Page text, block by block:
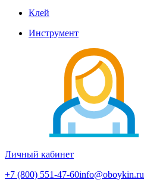
Клей
Инструмент
Личный кабинет
+7 (800) 551-47-60info@oboykin.ru